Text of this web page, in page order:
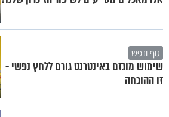
גוף ונפש
שימוש מוגזם באינטרנט גורם ללחץ נפשי -
זו ההוכחה